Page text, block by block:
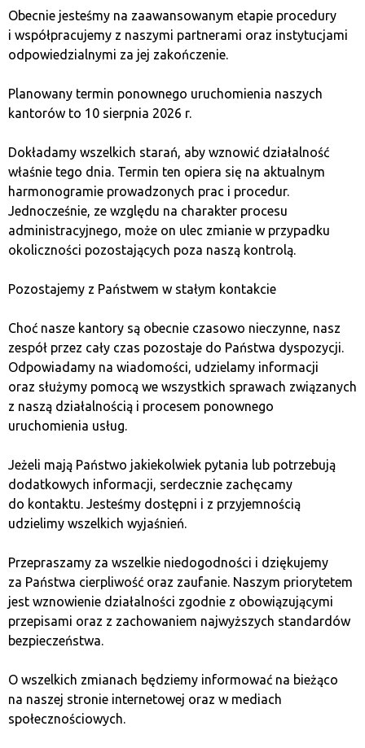
wzrostu.
2. Dywersyfikacja portfela
inwestycyjnego
inteligencji pozwala na dywersyfikację portfela.
Wprowadzenie takich aktywów do portfela może
zminimalizować ryzyko i zwiększyć potencjalne zyski,
szczególnie w dynamicznie rozwijającym się świecie
kryptowalut.
3. Automatyzacja procesów
Dzięki zaawansowanym modelom AI, monety AI
pozwalają na automatyzację procesów inwestycyjnych.
Algorytmy uczenia maszynowego mogą analizować
dane rynkowe w czasie rzeczywistym, przewidywać
trendy i podejmować decyzje inwestycyjne, co pozwala
Kryptowaluty AI – wady
i zagrożenia
1. Zmienność rynku
Podobnie jak inne kryptowaluty, także te oparte
Inwestorzy muszą być przygotowani na duże wahania
cen, które mogą prowadzić do znacznych strat lub
zysków w krótkim czasie.
Obecnie jesteśmy na zaawansowanym etapie procedury
i współpracujemy z naszymi partnerami oraz instytucjami
odpowiedzialnymi za jej zakończenie.
Planowany termin ponownego uruchomienia naszych
kantorów to 10 sierpnia 2026 r.
Dokładamy wszelkich starań, aby wznowić działalność
właśnie tego dnia. Termin ten opiera się na aktualnym
harmonogramie prowadzonych prac i procedur.
Jednocześnie, ze względu na charakter procesu
administracyjnego, może on ulec zmianie w przypadku
okoliczności pozostających poza naszą kontrolą.
Pozostajemy z Państwem w stałym kontakcie
Choć nasze kantory są obecnie czasowo nieczynne, nasz
zespół przez cały czas pozostaje do Państwa dyspozycji.
Odpowiadamy na wiadomości, udzielamy informacji
oraz służymy pomocą we wszystkich sprawach związanych
z naszą działalnością i procesem ponownego
uruchomienia usług.
Jeżeli mają Państwo jakiekolwiek pytania lub potrzebują
dodatkowych informacji, serdecznie zachęcamy
do kontaktu. Jesteśmy dostępni i z przyjemnością
udzielimy wszelkich wyjaśnień.
Przepraszamy za wszelkie niedogodności i dziękujemy
za Państwa cierpliwość oraz zaufanie. Naszym priorytetem
jest wznowienie działalności zgodnie z obowiązującymi
przepisami oraz z zachowaniem najwyższych standardów
bezpieczeństwa.
O wszelkich zmianach będziemy informować na bieżąco
na naszej stronie internetowej oraz w mediach
społecznościowych.